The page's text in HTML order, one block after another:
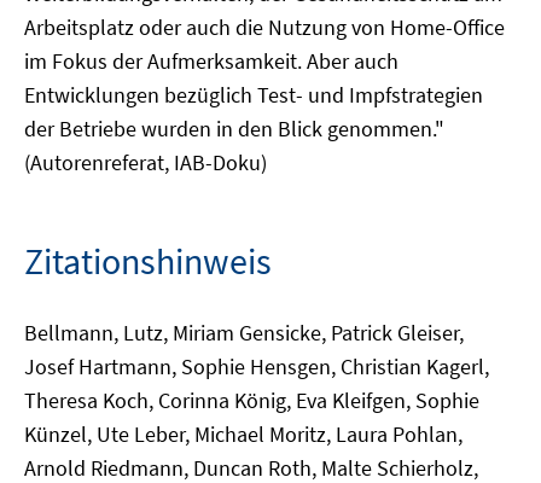
Arbeitsplatz oder auch die Nutzung von Home-Office
im Fokus der Aufmerksamkeit. Aber auch
Entwicklungen bezüglich Test- und Impfstrategien
der Betriebe wurden in den Blick genommen."
(Autorenreferat, IAB-Doku)
Zitationshinweis
Bellmann, Lutz, Miriam Gensicke, Patrick Gleiser,
Josef Hartmann, Sophie Hensgen, Christian Kagerl,
Theresa Koch, Corinna König, Eva Kleifgen, Sophie
Künzel, Ute Leber, Michael Moritz, Laura Pohlan,
Arnold Riedmann, Duncan Roth, Malte Schierholz,